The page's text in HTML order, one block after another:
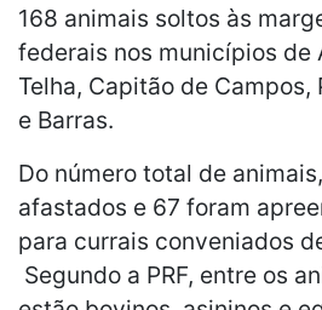
168 animais soltos às
federais nos municípios de
Telha, Capitão de
e Barras.
Do número total de
afastados e 67 foram
para currais conveniados
Segundo a PRF, entre os